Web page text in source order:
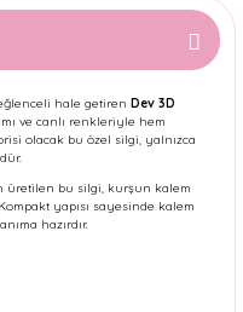
hale getiren Dev 3D
ve canlı renkleriyle hem
olacak bu özel silgi, yalnızca
üretilen bu silgi, kurşun kalem
yapısı sayesinde kalem
hazırdır.